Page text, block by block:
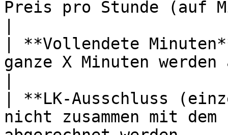
Preis pro Stunde (auf
| **Vollendete
ganze X Minuten werden
| **LK-Ausschluss
nicht zusammen mit